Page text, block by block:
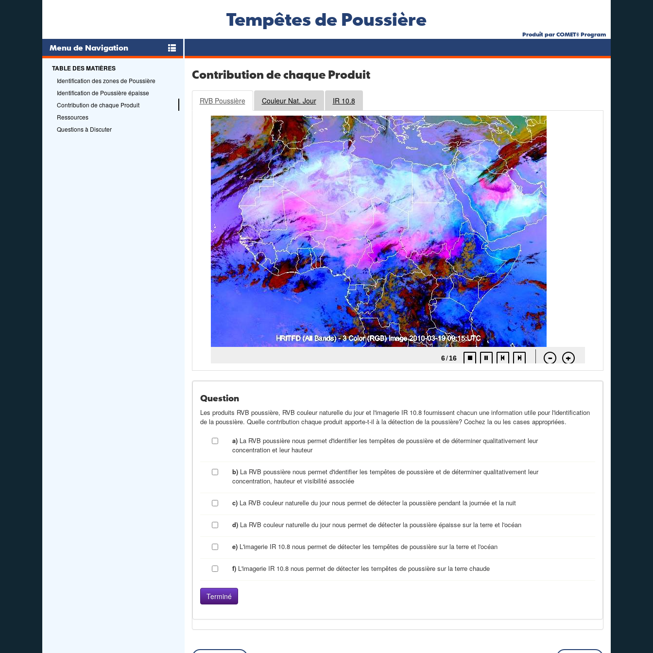
Tempêtes de Poussière
Produit par COMET® Program
Menu de Navigation
TABLE DES MATIÈRES
Identification des zones de Poussière
Identification de Poussière épaisse
Contribution de chaque Produit
Ressources
Questions à Discuter
Contribution de chaque Produit
RVB Poussière Couleur Nat. Jour IR 10.8
Question
Les produits RVB poussière, RVB couleur naturelle du jour et l'imagerie IR 10.8 fournissent chacun une information utile pour l'identification
de la poussière. Quelle contribution chaque produit apporte-t-il à la détection de la poussière? Cochez la ou les cases appropriées.
a) La RVB poussière nous permet d'identifier les tempêtes de poussière et de déterminer qualitativement leur
concentration et leur hauteur
b) La RVB poussière nous permet d'identifier les tempêtes de poussière et de déterminer qualitativement leur
concentration, hauteur et visibilité associée
c) La RVB couleur naturelle du jour nous permet de détecter la poussière pendant la journée et la nuit
d) La RVB couleur naturelle du jour nous permet de détecter la poussière épaisse sur la terre et l'océan
e) L'imagerie IR 10.8 nous permet de détecter les tempêtes de poussière sur la terre et l'océan
f) L'imagerie IR 10.8 nous permet de détecter les tempêtes de poussière sur la terre chaude